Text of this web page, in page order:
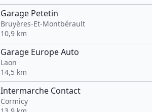
Garage Petetin
Bruyères-Et-Montbérault
10,9 km
Garage Europe Auto
Laon
14,5 km
Intermarche Contact
Cormicy